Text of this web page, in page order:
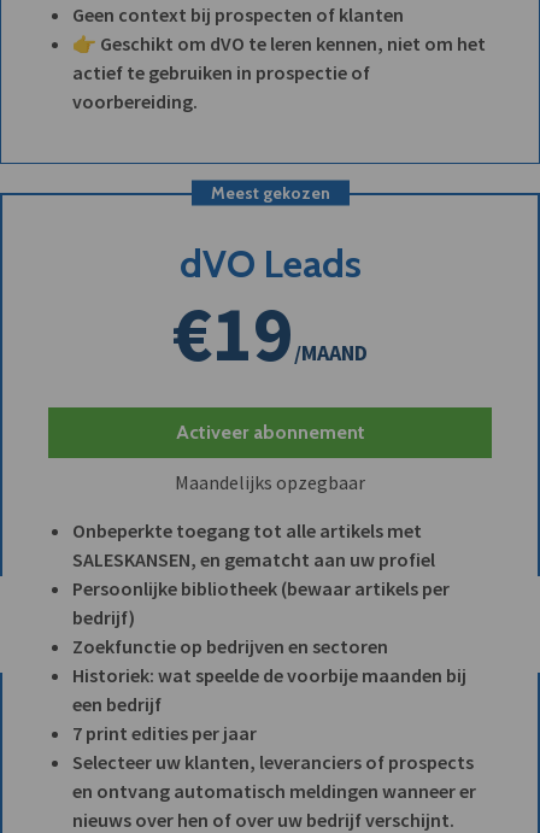
Geen context bij prospecten of klanten
👉 Geschikt om dVO te leren kennen, niet om het
actief te gebruiken in prospectie of
voorbereiding.
Meest gekozen
dVO Leads
€19/MAAND
Activeer abonnement
Maandelijks opzegbaar
Onbeperkte toegang tot alle artikels met
SALESKANSEN, en gematcht aan uw profiel
Persoonlijke bibliotheek (bewaar artikels per
bedrijf)
Zoekfunctie op bedrijven en sectoren
Historiek: wat speelde de voorbije maanden bij
een bedrijf
7 print edities per jaar
Selecteer uw klanten, leveranciers of prospects
en ontvang automatisch meldingen wanneer er
nieuws over hen of over uw bedrijf verschijnt.